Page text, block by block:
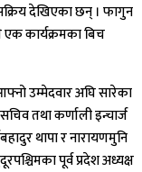
देखिएका छन् । फागुन
एक कार्यक्रमका बिच
उम्मेदवार अघि सारेका
तथा कर्णाली इन्चार्ज
थापा र नारायणमुनि
पूर्व प्रदेश अध्यक्ष